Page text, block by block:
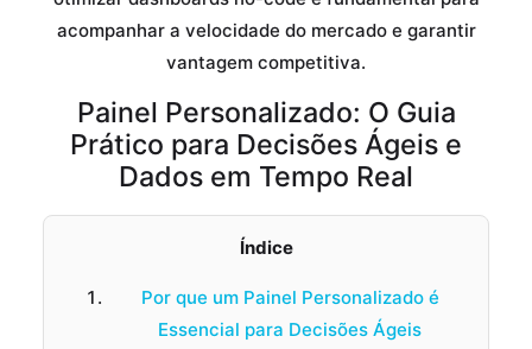
acompanhar a velocidade do mercado e garantir
vantagem competitiva.
Painel Personalizado: O Guia
Prático para Decisões Ágeis e
Dados em Tempo Real
Índice
Por que um Painel Personalizado é
Essencial para Decisões Ágeis